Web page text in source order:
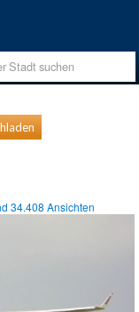
34.408 Ansichten